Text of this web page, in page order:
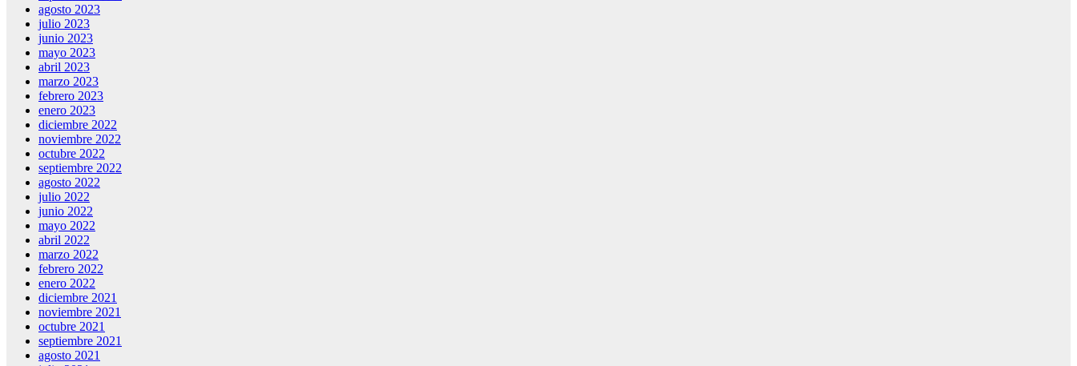
agosto 2023
julio 2023
junio 2023
mayo 2023
abril 2023
marzo 2023
febrero 2023
enero 2023
diciembre 2022
noviembre 2022
octubre 2022
septiembre 2022
agosto 2022
julio 2022
junio 2022
mayo 2022
abril 2022
marzo 2022
febrero 2022
enero 2022
diciembre 2021
noviembre 2021
octubre 2021
septiembre 2021
agosto 2021